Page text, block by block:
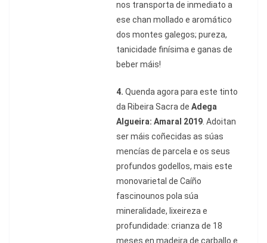
nos transporta de inmediato a
ese chan mollado e aromático
dos montes galegos; pureza,
tanicidade finísima e ganas de
beber máis!
4. Quenda agora para este tinto
da Ribeira Sacra deAdega
Algueira: Amaral 2019 Adoitan
ser máis coñecidas as súas
mencías de parcela e os seus
profundos godellos, mais este
monovarietal de Caíño
fascinounos pola súa
mineralidade, lixeireza e
profundidade: crianza de 18
meses en madeira de carballo e